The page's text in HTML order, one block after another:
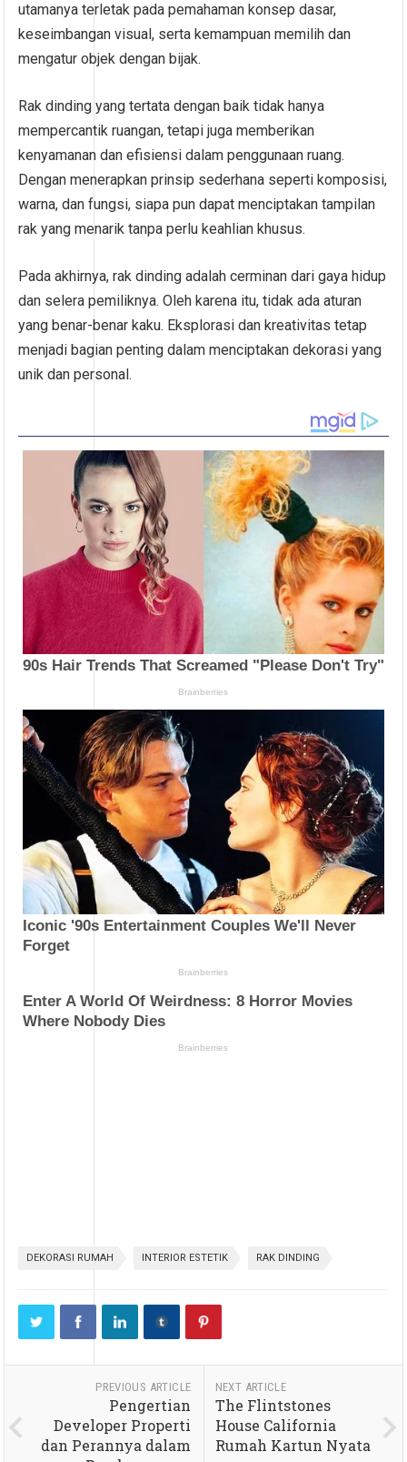
utamanya terletak pada pemahaman konsep dasar,
keseimbangan visual, serta kemampuan memilih dan
mengatur objek dengan bijak.
Rak dinding yang tertata dengan baik tidak hanya
mempercantik ruangan, tetapi juga memberikan
kenyamanan dan efisiensi dalam penggunaan ruang.
Dengan menerapkan prinsip sederhana seperti komposisi,
warna, dan fungsi, siapa pun dapat menciptakan tampilan
rak yang menarik tanpa perlu keahlian khusus.
Pada akhirnya, rak dinding adalah cerminan dari gaya hidup
dan selera pemiliknya. Oleh karena itu, tidak ada aturan
yang benar-benar kaku. Eksplorasi dan kreativitas tetap
menjadi bagian penting dalam menciptakan dekorasi yang
unik dan personal.
DEKORASI RUMAH INTERIOR ESTETIK RAK DINDING
PREVIOUS ARTICLE
Pengertian
Developer Properti
dan Perannya dalam
NEXT ARTICLE
The Flintstones
House California
Rumah Kartun Nyata